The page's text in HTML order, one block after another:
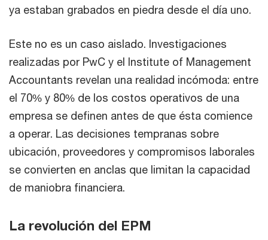
ya estaban grabados en piedra desde el día uno.
Este no es un caso aislado. Investigaciones
realizadas por PwC y el Institute of Management
Accountants revelan una realidad incómoda: entre
el 70% y 80% de los costos operativos de una
empresa se definen antes de que ésta comience
a operar. Las decisiones tempranas sobre
ubicación, proveedores y compromisos laborales
se convierten en anclas que limitan la capacidad
de maniobra financiera.
La revolución del EPM